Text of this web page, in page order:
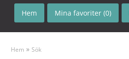
Hem Mina favoriter (0)
Hem » Sök